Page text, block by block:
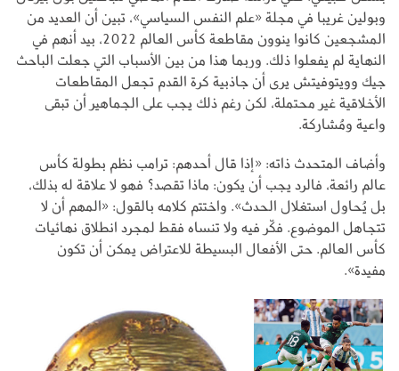
وبولين غريبا في مجلة «علم النفس السياسي»، تبين أن العديد من
المشجعين كانوا ينوون مقاطعة كأس العالم 2022، بيد أنهم في
النهاية لم يفعلوا ذلك. وربما هذا من بين الأسباب التي جعلت الباحث
جيك وويتوفيتش يرى أن جاذبية كرة القدم تجعل المقاطعات
الأخلاقية غير محتملة، لكن رغم ذلك يجب على الجماهير أن تبقى
واعية ومُشاركة.
وأضاف المتحدث ذاته: «إذا قال أحدهم: ترامب نظم بطولة كأس
عالم رائعة، فالرد يجب أن يكون: ماذا تقصد؟ فهو لا علاقة له بذلك،
بل يُحاول استغلال الحدث». واختتم كلامه بالقول: «المهم أن لا
تتجاهل الموضوع. فكّر فيه ولا تنساه فقط لمجرد انطلاق نهائيات
كأس العالم. حتى الأفعال البسيطة للاعتراض يمكن أن تكون
مفيدة».